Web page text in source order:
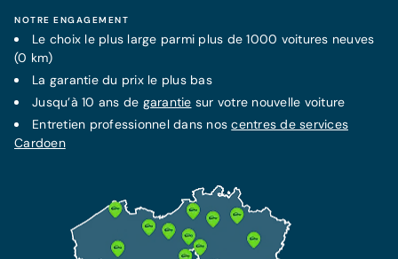
NOTRE ENGAGEMENT
Le choix le plus large parmi plus de 1000 voitures neuves
(0 km)
La garantiedu prix le plus bas
Jusqu’à 10 ans de garantie sur votre nouvelle voiture
Entretien professionnel dans noscentres de services
Cardoen